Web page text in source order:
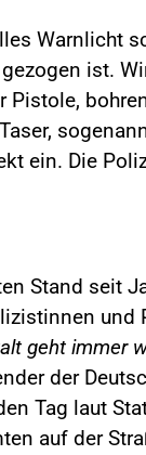
Warnlicht
ist.
ein. Die
Stand seit
und
geht immer
der
Tag laut
auf der